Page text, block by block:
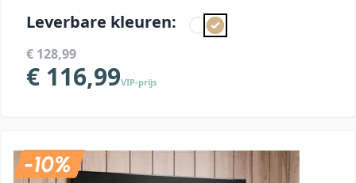
Leverbare kleuren:
€ 128,99
€ 116,99VIP-prijs